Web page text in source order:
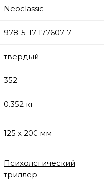
Neoclassic
978-5-17-177607-7
твердый
352
0.352 кг
125 x 200 мм
Психологический
триллер